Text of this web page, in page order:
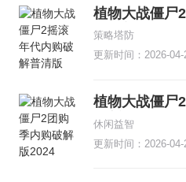
植物大战僵尸
破解普清版
策略塔防
更新时间：2026-04-
植物大战僵尸
解版2024
休闲益智
更新时间：2026-04-